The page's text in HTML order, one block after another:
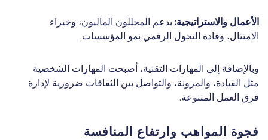
الأعمال والاستراتيجية: يدعم المحللون الماليون، وخبراء
الامتثال، وقادة التحول الرقمي نمو المؤسسات.
وبالإضافة إلى المهارات التقنية، أصبحت المهارات الشخصية
مثل القيادة، والمرونة، والتواصل بين الثقافات ضرورية لإدارة
فرق العمل المتنوعة.
فجوة المواهب وارتفاع المنافسة